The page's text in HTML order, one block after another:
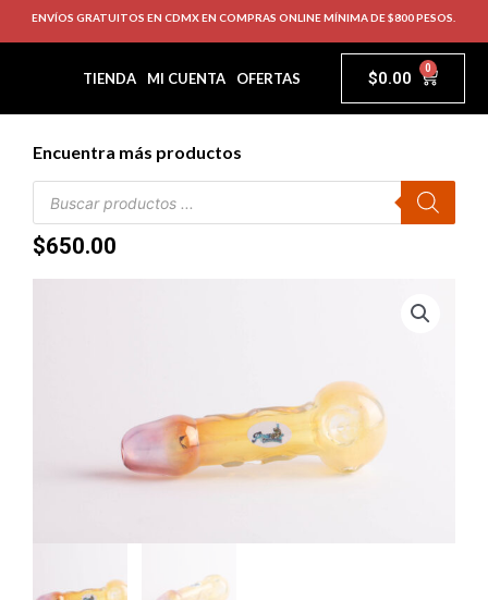
ENVÍOS GRATUITOS EN CDMX EN COMPRAS ONLINE MÍNIMA DE $800 PESOS.
TIENDA MI CUENTA OFERTAS $0.00 0
Encuentra más productos
$650.00